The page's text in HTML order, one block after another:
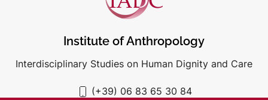
Institute of Anthropology
Interdisciplinary Studies on Human Dignity and Care
(+39) 06 83 65 30 84